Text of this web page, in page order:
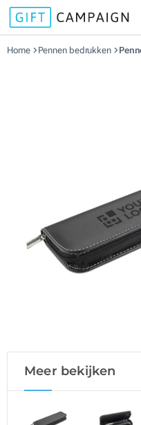
Home Pennen bedrukken
Meer bekijken